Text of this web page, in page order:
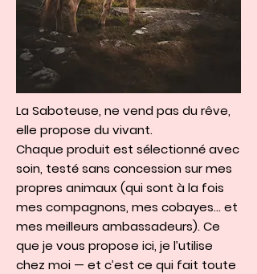
La Saboteuse, ne vend pas du rêve,
elle propose du vivant.
Chaque produit est sélectionné avec
soin, testé sans concession sur mes
propres animaux (qui sont à la fois
mes compagnons, mes cobayes… et
mes meilleurs ambassadeurs). Ce
que je vous propose ici, je l’utilise
chez moi — et c’est ce qui fait toute